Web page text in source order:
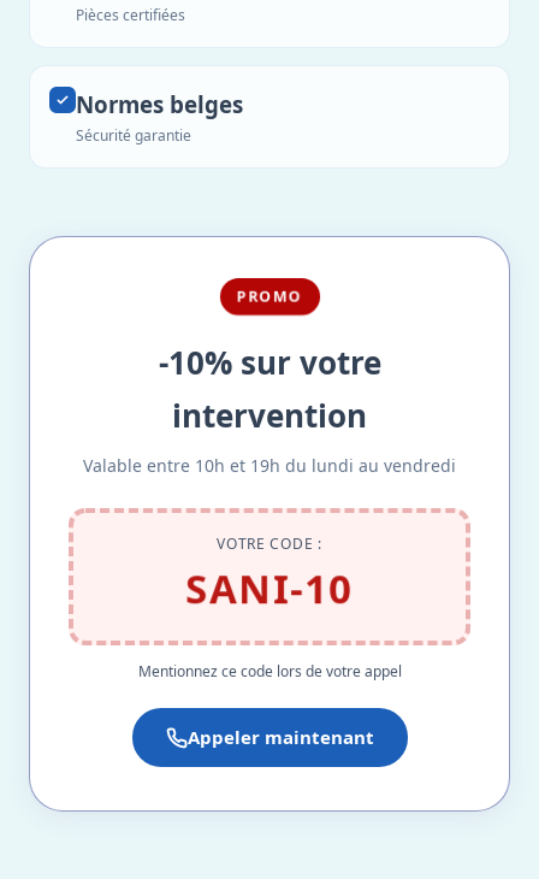
Pièces certifiées
Normes belges
Sécurité garantie
PROMO
-10% sur votre
intervention
Valable entre 10h et 19h du lundi au vendredi
VOTRE CODE :
SANI-10
Mentionnez ce code lors de votre appel
Appeler maintenant